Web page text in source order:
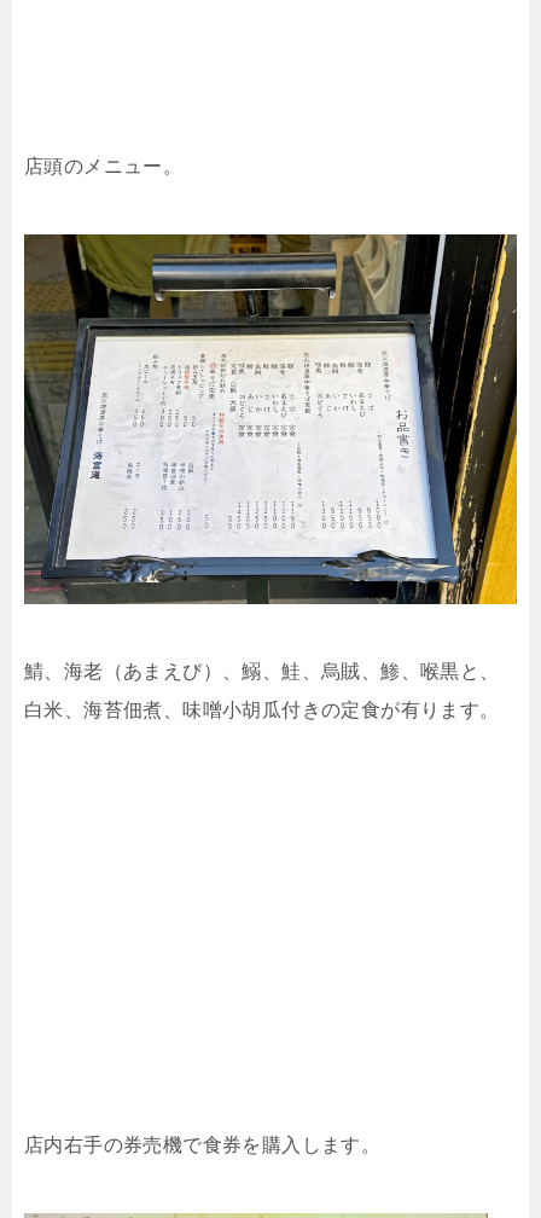
店頭のメニュー。
鯖、海老（あまえび）、鰯、鮭、烏賊、鯵、喉黒と、
白米、海苔佃煮、味噌小胡瓜付きの定食が有ります。
店内右手の券売機で食券を購入します。